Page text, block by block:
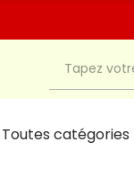
Toutes catégories